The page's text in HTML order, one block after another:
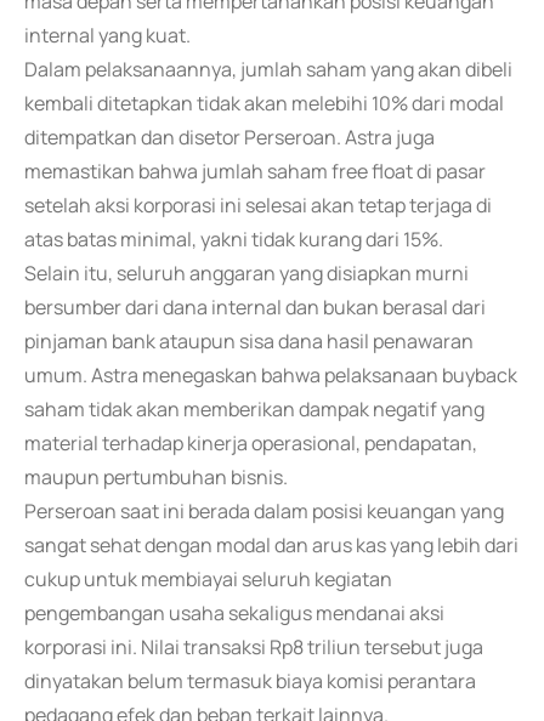
internal yang kuat.
Dalam pelaksanaannya, jumlah saham yang akan dibeli
kembali ditetapkan tidak akan melebihi 10% dari modal
ditempatkan dan disetor Perseroan. Astra juga
memastikan bahwa jumlah saham free float di pasar
setelah aksi korporasi ini selesai akan tetap terjaga di
atas batas minimal, yakni tidak kurang dari 15%.
Selain itu, seluruh anggaran yang disiapkan murni
bersumber dari dana internal dan bukan berasal dari
pinjaman bank ataupun sisa dana hasil penawaran
umum. Astra menegaskan bahwa pelaksanaan buyback
saham tidak akan memberikan dampak negatif yang
material terhadap kinerja operasional, pendapatan,
maupun pertumbuhan bisnis.
Perseroan saat ini berada dalam posisi keuangan yang
sangat sehat dengan modal dan arus kas yang lebih dari
cukup untuk membiayai seluruh kegiatan
pengembangan usaha sekaligus mendanai aksi
korporasi ini. Nilai transaksi Rp8 triliun tersebut juga
dinyatakan belum termasuk biaya komisi perantara
pedagang efek dan beban terkait lainnya.